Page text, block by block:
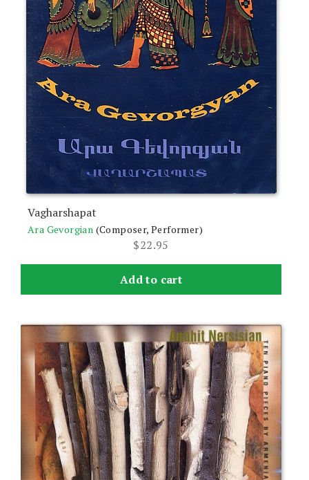
Vagharshapat
Ara Gevorgian (Composer, Performer)
$22.95
Add to cart